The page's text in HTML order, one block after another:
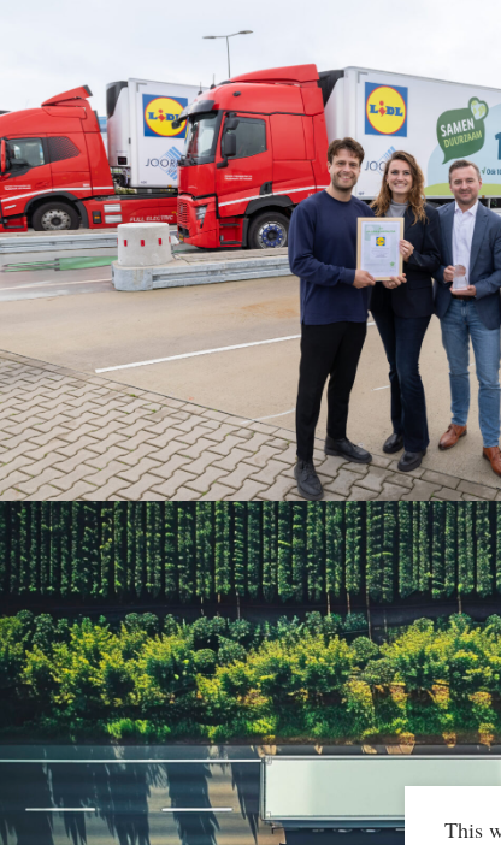
This